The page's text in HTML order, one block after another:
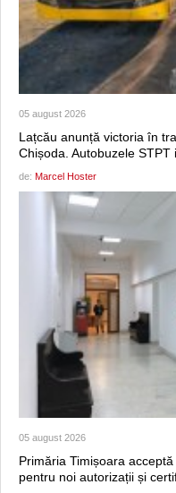
05 august 2026
Lațcău anunță victoria în
Chișoda. Autobuzele
de: Marcel Hoster
05 august 2026
Primăria Timișoara
pentru noi autorizații și